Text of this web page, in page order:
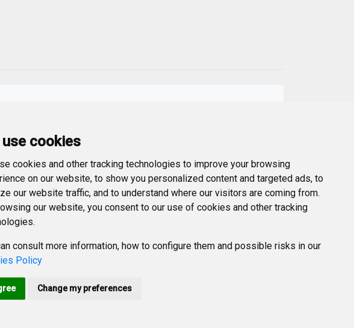
use cookies
cookies and other tracking technologies to improve your browsing
on our website, to show you personalized content and targeted ads, to
our website traffic, and to understand where our visitors are coming from.
our website, you consent to our use of cookies and other tracking
consult more information, how to configure them and possible risks in our
Policy
Change my preferences